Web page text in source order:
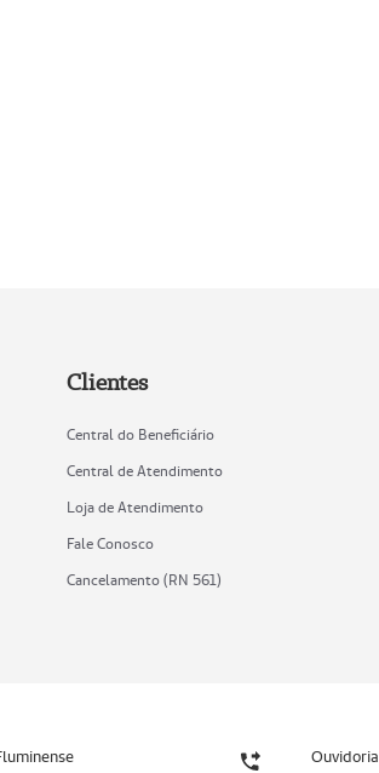
Clientes
Central do Beneficiário
Central de Atendimento
Loja de Atendimento
Fale Conosco
Cancelamento (RN 561)
Ouvidoria